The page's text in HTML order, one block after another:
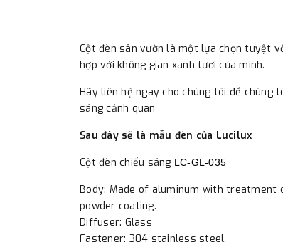
Cột đèn sân vườn là một lựa chọn tuyệt
hợp với không gian xanh tươi của mình.
Hãy liên hệ ngay cho chúng tôi để chúng
sáng cảnh quan
Sau đây sẽ là mẫu đèn của Lucilux
Cột đèn chiếu sáng LC-GL-035
Body: Made of aluminum with treatment
powder coating.
Diffuser: Glass
Fastener: 304 stainless steel.